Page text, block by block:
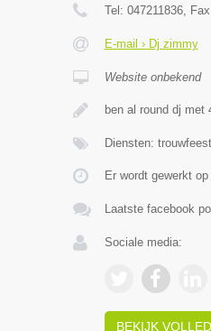
Tel: 047211836,
E-mail › Dj zimmy
Website onbekend
ben al round dj met
Diensten:
Er wordt gewerkt
Laatste facebook
Sociale media:
BEKIJK